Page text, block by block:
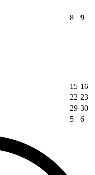
8 9
15 16
22 23
29 30
5 6